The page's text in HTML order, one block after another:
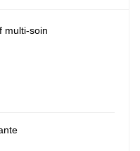
multi-soin